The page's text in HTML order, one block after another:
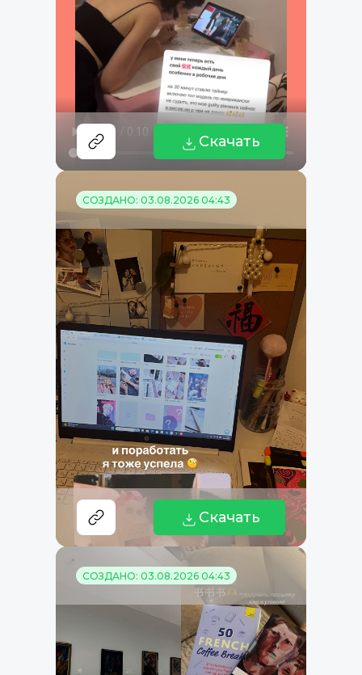
Скачать
СОЗДАНО: 03.08.2026 04:43
Скачать
СОЗДАНО: 03.08.2026 04:43